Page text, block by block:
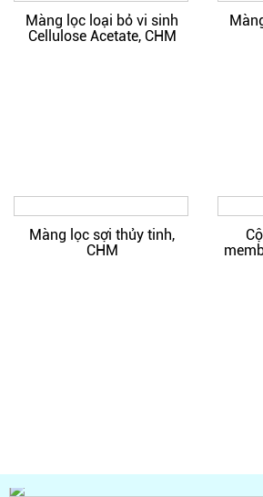
Màng lọc loại bỏ vi sinh
Cellulose Acetate, CHM
Màng lọc sợi thủy tinh,
CHM
ỐNG LƯU TRỮ CHỦNG VI